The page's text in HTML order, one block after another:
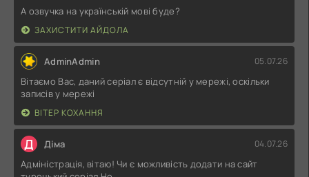
А озвучка на українській мові буде?
ЗАХИСТИТИ АЙДОЛА
AdminAdmin 05.07.26
Вітаємо Вас, даний серіал є відсутній у мережі, оскільки
записів у мережі
ВІТЕР КОХАННЯ
Д Діма 04.07.26
Адміністрація, вітаю! Чи є можливість додати на сайт